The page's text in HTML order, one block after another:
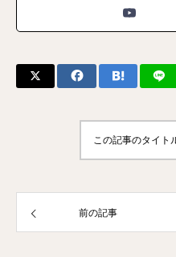
この記事のタイト
前の記事